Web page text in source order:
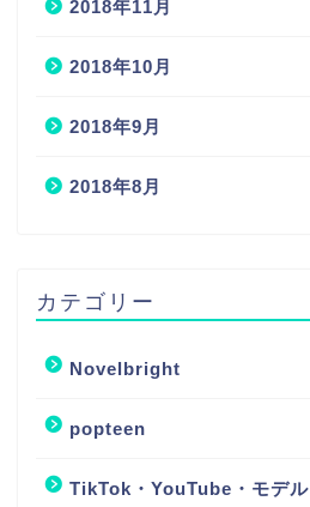
2018年11月
2018年10月
2018年9月
2018年8月
カテゴリー
Novelbright
popteen
TikTok・YouTube・モデル